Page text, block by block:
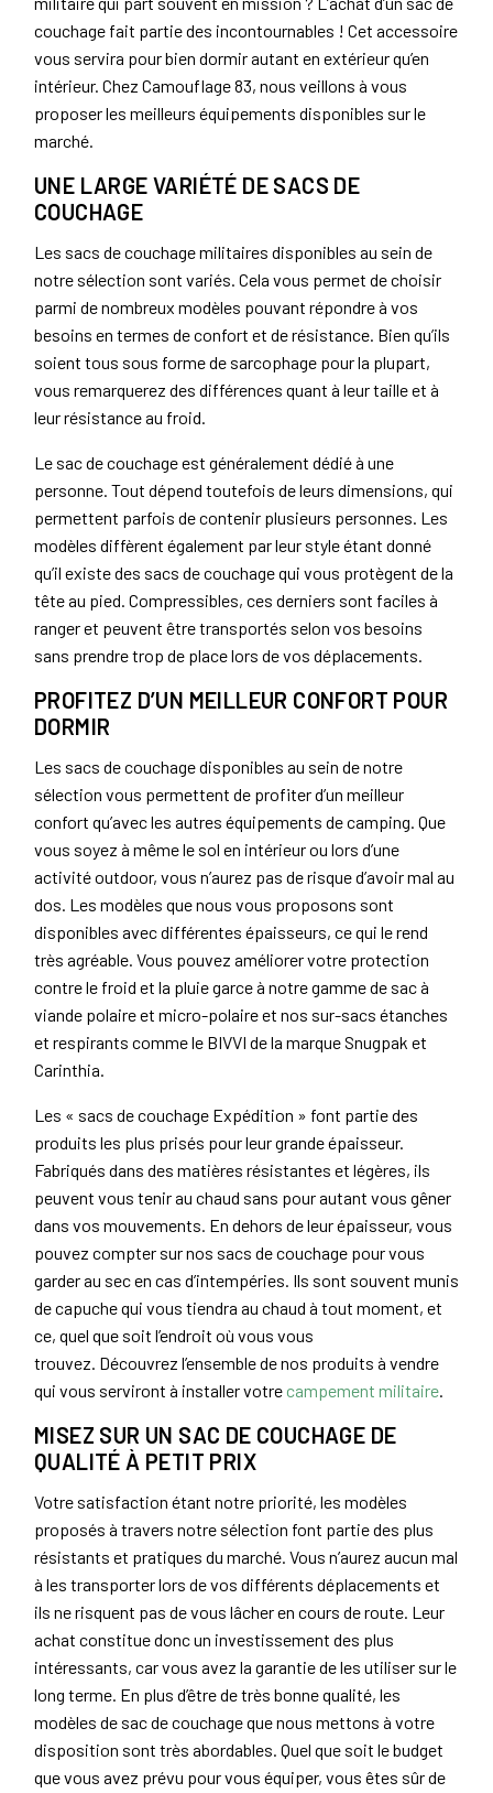
couchage fait partie des incontournables ! Cet accessoire
vous servira pour bien dormir autant en extérieur qu’en
intérieur. Chez Camouflage 83, nous veillons à vous
proposer les meilleurs équipements disponibles sur le
marché.
UNE LARGE VARIÉTÉ DE SACS DE
COUCHAGE
Les sacs de couchage militaires disponibles au sein de
notre sélection sont variés. Cela vous permet de choisir
parmi de nombreux modèles pouvant répondre à vos
besoins en termes de confort et de résistance. Bien qu’ils
soient tous sous forme de sarcophage pour la plupart,
vous remarquerez des différences quant à leur taille et à
leur résistance au froid.
Le sac de couchage est généralement dédié à une
personne. Tout dépend toutefois de leurs dimensions, qui
permettent parfois de contenir plusieurs personnes. Les
modèles diffèrent également par leur style étant donné
qu’il existe des sacs de couchage qui vous protègent de la
tête au pied. Compressibles, ces derniers sont faciles à
ranger et peuvent être transportés selon vos besoins
sans prendre trop de place lors de vos déplacements.
PROFITEZ D’UN MEILLEUR CONFORT POUR
DORMIR
Les sacs de couchage disponibles au sein de notre
sélection vous permettent de profiter d’un meilleur
confort qu’avec les autres équipements de camping. Que
vous soyez à même le sol en intérieur ou lors d’une
activité outdoor, vous n’aurez pas de risque d’avoir mal au
dos. Les modèles que nous vous proposons sont
disponibles avec différentes épaisseurs, ce qui le rend
très agréable. Vous pouvez améliorer votre protection
contre le froid et la pluie garce à notre gamme de sac à
viande polaire et micro-polaire et nos sur-sacs étanches
et respirants comme le BIVVI de la marque Snugpak et
Carinthia.
Les « sacs de couchage Expédition » font partie des
produits les plus prisés pour leur grande épaisseur.
Fabriqués dans des matières résistantes et légères, ils
peuvent vous tenir au chaud sans pour autant vous gêner
dans vos mouvements. En dehors de leur épaisseur, vous
pouvez compter sur nos sacs de couchage pour vous
garder au sec en cas d’intempéries. Ils sont souvent munis
de capuche qui vous tiendra au chaud à tout moment, et
ce, quel que soit l’endroit où vous vous
trouvez. Découvrez l’ensemble de nos produits à vendre
qui vous serviront à installer votre campement militaire.
MISEZ SUR UN SAC DE COUCHAGE DE
QUALITÉ À PETIT PRIX
Votre satisfaction étant notre priorité, les modèles
proposés à travers notre sélection font partie des plus
résistants et pratiques du marché. Vous n’aurez aucun mal
à les transporter lors de vos différents déplacements et
ils ne risquent pas de vous lâcher en cours de route. Leur
achat constitue donc un investissement des plus
intéressants, car vous avez la garantie de les utiliser sur le
long terme. En plus d’être de très bonne qualité, les
modèles de sac de couchage que nous mettons à votre
disposition sont très abordables. Quel que soit le budget
que vous avez prévu pour vous équiper, vous êtes sûr de